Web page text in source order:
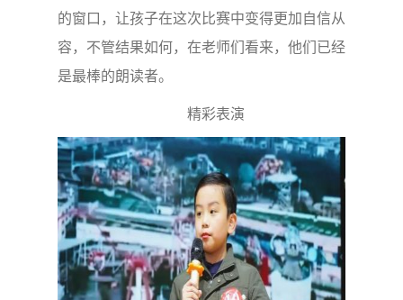
的窗口，让孩子在这次比赛中变得更加自信从
容，不管结果如何，在老师们看来，他们已经
是最棒的朗读者。
精彩表演